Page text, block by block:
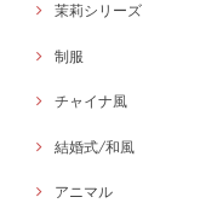
茉莉シリーズ
制服
チャイナ風
結婚式/和風
アニマル